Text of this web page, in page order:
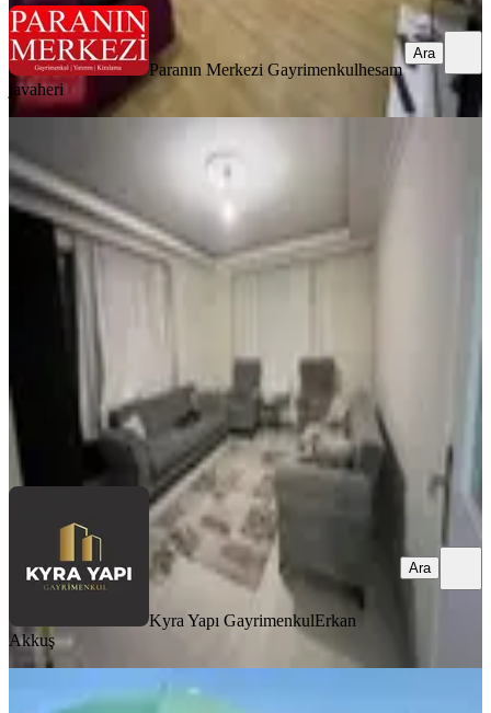
Paranın Merkezi Gayrimenkulhesam
javaheri
Ara
Kyra Yapı Gayrimenkulden
Güzeltepede Otoparklı Kiralık 2+1
Daire
Eyüpsultan, Güzeltepe Mahallesi
· 6. Kat
Kyra Yapı Gayrimenkul Erkan Akkuş
Ara
Kyra Yapı GayrimenkulErkan
Akkuş
Ara
Bilgi Üniversitesine Yakınında